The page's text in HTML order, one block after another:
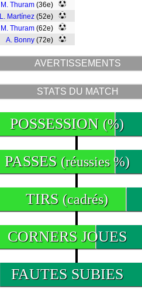
M. Thuram (36e)
L. Martínez (52e)
M. Thuram (62e)
A. Bonny (72e)
AVERTISSEMENTS
STATS DU MATCH
POSSESSION (%)
PASSES (réussies %)
TIRS (cadrés)
CORNERS JOUES
FAUTES SUBIES